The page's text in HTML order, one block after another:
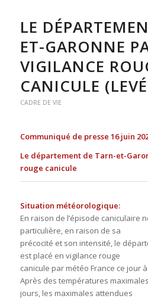
LE
ET-GARONNE
VIGILANCE
CANICULE
CADRE DE VIE
Communiqué de presse 16 juin
Le département de Tarn-et-
rouge canicule
Situation météorologique:
En raison de l’épisode caniculaire
particulière, en raison de sa
précocité et son intensité, le
est placé en vigilance rouge
canicule par météo France ce jour à
Après des températures
jours, les maximales attendues